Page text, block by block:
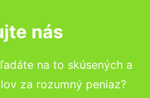
nás
na to skúsených a
za rozumný peniaz?